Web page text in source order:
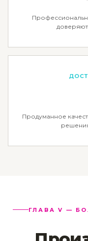
Продуманное
ГЛАВА V —